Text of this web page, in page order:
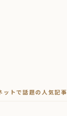
トで話題の人気記事